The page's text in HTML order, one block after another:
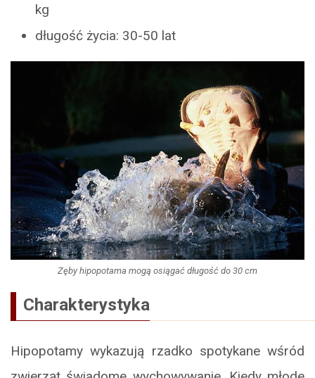
kg
długość życia: 30-50 lat
Zęby hipopotama mogą osiągać długość do 30 cm
Charakterystyka
Hipopotamy wykazują rzadko spotykane wśród